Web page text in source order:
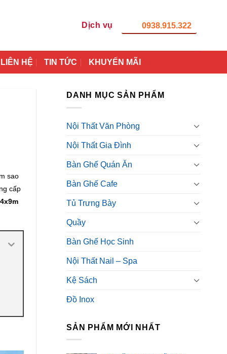
Dịch vụ 0938.915.322
LIÊN HỆ TIN TỨC KHUYẾN MÃI
sao
cấp
DANH MỤC SẢN PHẨM
Nội Thất Văn Phòng
Nội Thất Gia Đình
Bàn Ghế Quán Ăn
Bàn Ghế Cafe
Tủ Trưng Bày
Quầy
Bàn Ghế Học Sinh
Nội Thất Nail – Spa
Kệ Sách
Đồ Inox
SẢN PHẨM MỚI NHẤT